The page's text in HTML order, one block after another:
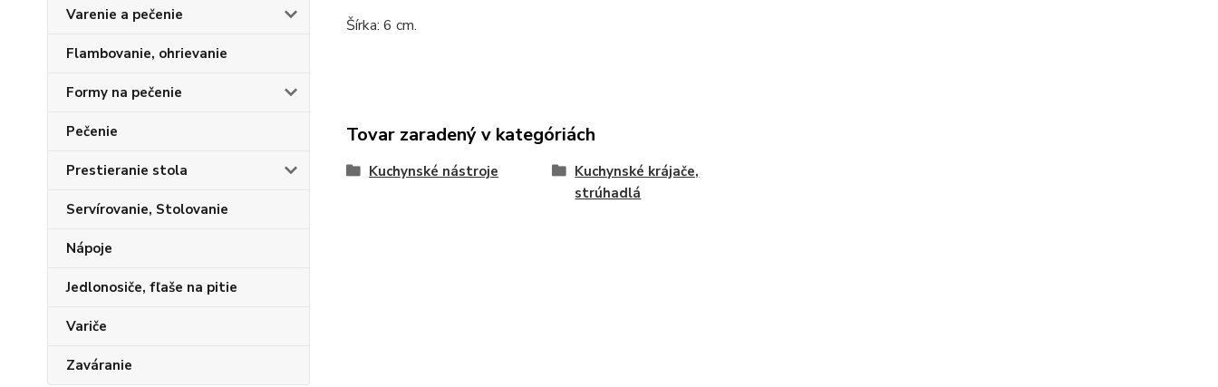
Varenie a pečenie
Flambovanie, ohrievanie
Formy na pečenie
Pečenie
Prestieranie stola
Servírovanie, Stolovanie
Nápoje
Jedlonosiče, fľaše na pitie
Variče
Zaváranie
Šírka: 6 cm.
Tovar zaradený v kategóriách
Kuchynské nástroje
Kuchynské krájače,
strúhadlá